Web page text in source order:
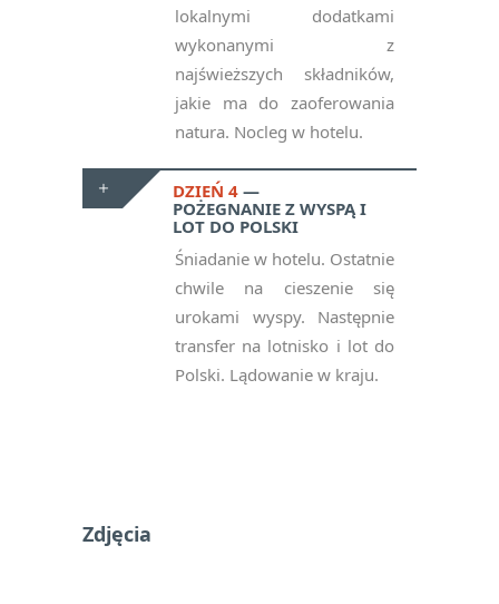
lokalnymi dodatkami
wykonanymi z
najświeższych składników,
jakie ma do zaoferowania
natura. Nocleg w hotelu.
DZIEŃ 4
POŻEGNANIE Z WYSPĄ I
LOT DO POLSKI
Śniadanie w hotelu. Ostatnie
chwile na cieszenie się
urokami wyspy. Następnie
transfer na lotnisko i lot do
Polski. Lądowanie w kraju.
Zdjęcia